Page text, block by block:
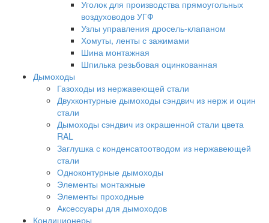
Уголок для производства прямоугольных
воздуховодов УГФ
Узлы управления дросель-клапаном
Хомуты, ленты с зажимами
Шина монтажная
Шпилька резьбовая оцинкованная
Дымоходы
Газоходы из нержавеющей стали
Двухконтурные дымоходы сэндвич из нерж и оцин
стали
Дымоходы сэндвич из окрашенной стали цвета
RAL
Заглушка с конденсатоотводом из нержавеющей
стали
Одноконтурные дымоходы
Элементы монтажные
Элементы проходные
Аксессуары для дымоходов
Кондиционеры